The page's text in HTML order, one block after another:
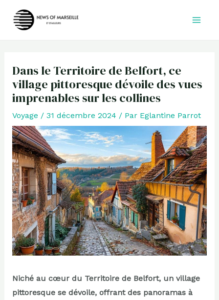
Dans le Territoire de Belfort, ce
village pittoresque dévoile des vues
imprenables sur les collines
Voyage / 31 décembre 2024 / Par Eglantine Parrot
Niché au cœur du Territoire de Belfort, un village
pittoresque se dévoile, offrant des panoramas à